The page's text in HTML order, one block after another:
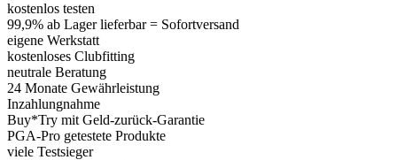
kostenlos testen
99,9% ab Lager lieferbar = Sofortversand
eigene Werkstatt
kostenloses Clubfitting
neutrale Beratung
24 Monate Gewährleistung
Inzahlungnahme
Buy*Try mit Geld-zurück-Garantie
PGA-Pro getestete Produkte
viele Testsieger